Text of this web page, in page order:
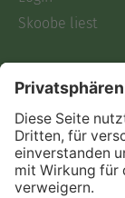
Skoobe liest
Rechtliches
AGB
Informationen
Act